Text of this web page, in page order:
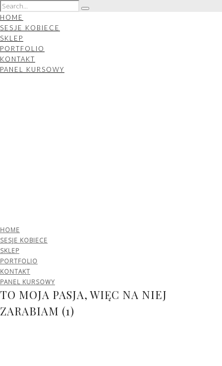
HOME
SESJE KOBIECE
SKLEP
PORTFOLIO
KONTAKT
PANEL KURSOWY
HOME
SESJE KOBIECE
SKLEP
PORTFOLIO
KONTAKT
PANEL KURSOWY
TO MOJA PASJA, WIĘC NA NIEJ
ZARABIAM (1)